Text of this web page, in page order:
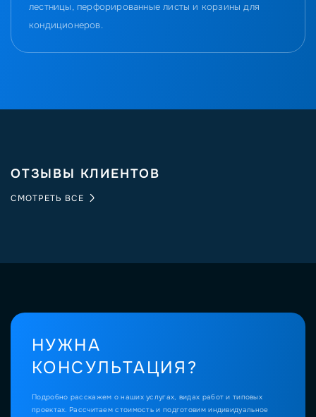
лестницы, перфорированные листы и корзины для
кондиционеров.
ОТЗЫВЫ КЛИЕНТОВ
СМОТРЕТЬ ВСЕ
НУЖНА
КОНСУЛЬТАЦИЯ?
Подробно расскажем о наших услугах, видах работ и типовых
проектах. Рассчитаем стоимость и подготовим индивидуальное